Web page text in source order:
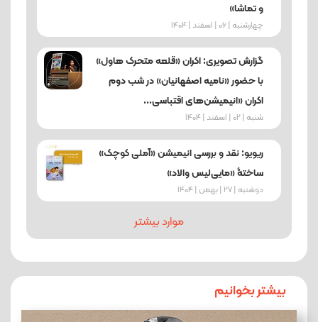
و تماشا»
چهارشنبه | 06 | اسفند | 1404
گزارش تصویری: اکران «قلعه متحرک هاول»
با حضور «نامیه اصفهانیان» در شب دوم
اکران «انیمیشن‌های اقتباسی...
شنبه | 02 | اسفند | 1404
ریویو: نقد و بررسی انیمیشن «آملی کوچک»
ساختۀ «مایی‌لیس والاد»
دوشنبه | 27 | بهمن | 1404
موارد بیشتر
بیشتر بخوانیم